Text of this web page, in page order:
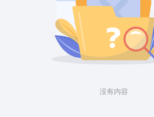
没有内容